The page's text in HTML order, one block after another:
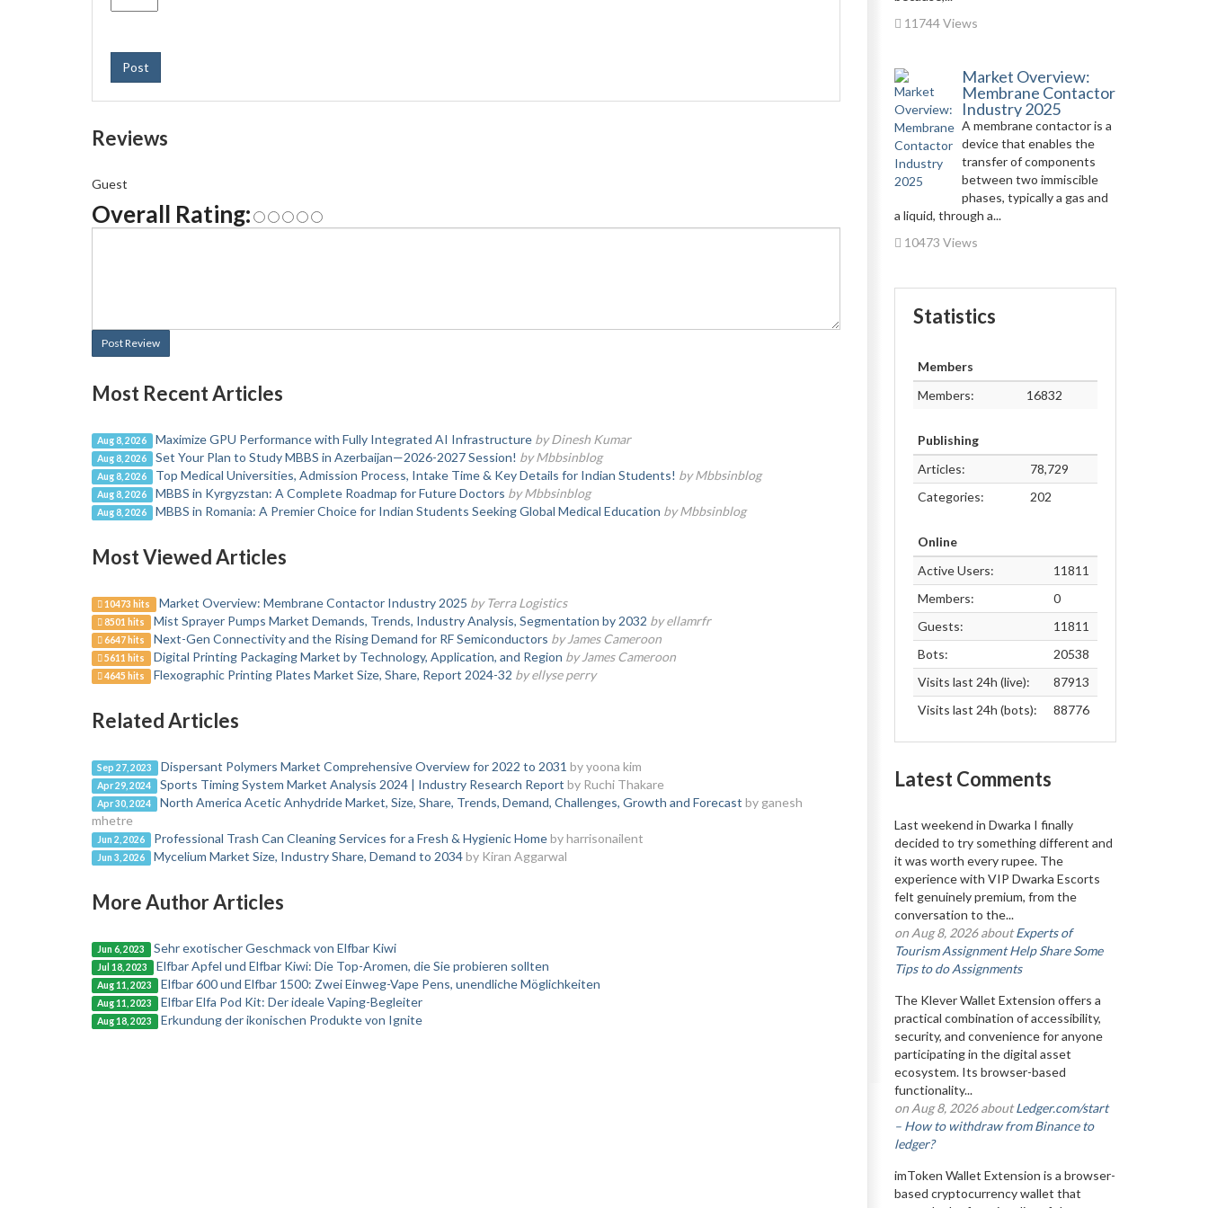
Post
Reviews
Guest
Overall Rating:
Post Review
Most Recent Articles
Aug 8, 2026 Maximize GPU Performance with Fully Integrated AI Infrastructure by Dinesh Kumar
Aug 8, 2026 Set Your Plan to Study MBBS in Azerbaijan—2026-2027 Session! by Mbbsinblog
Aug 8, 2026 Top Medical Universities, Admission Process, Intake Time & Key Details for Indian Students! by Mbbsinblog
Aug 8, 2026 MBBS in Kyrgyzstan: A Complete Roadmap for Future Doctors by Mbbsinblog
Aug 8, 2026 MBBS in Romania: A Premier Choice for Indian Students Seeking Global Medical Education by Mbbsinblog
Most Viewed Articles
10473 hits Market Overview: Membrane Contactor Industry 2025 by Terra Logistics
8501 hits Mist Sprayer Pumps Market Demands, Trends, Industry Analysis, Segmentation by 2032 by ellamrfr
6647 hits Next-Gen Connectivity and the Rising Demand for RF Semiconductors by James Cameroon
5611 hits Digital Printing Packaging Market by Technology, Application, and Region by James Cameroon
4645 hits Flexographic Printing Plates Market Size, Share, Report 2024-32 by ellyse perry
Related Articles
Sep 27, 2023 Dispersant Polymers Market Comprehensive Overview for 2022 to 2031 by yoona kim
Apr 29, 2024 Sports Timing System Market Analysis 2024 | Industry Research Report by Ruchi Thakare
Apr 30, 2024 North America Acetic Anhydride Market, Size, Share, Trends, Demand, Challenges, Growth and Forecast by ganesh
mhetre
Jun 2, 2026 Professional Trash Can Cleaning Services for a Fresh & Hygienic Home by harrisonailent
Jun 3, 2026 Mycelium Market Size, Industry Share, Demand to 2034 by Kiran Aggarwal
More Author Articles
Jun 6, 2023 Sehr exotischer Geschmack von Elfbar Kiwi
Jul 18, 2023 Elfbar Apfel und Elfbar Kiwi: Die Top-Aromen, die Sie probieren sollten
Aug 11, 2023 Elfbar 600 und Elfbar 1500: Zwei Einweg-Vape Pens, unendliche Möglichkeiten
Aug 11, 2023 Elfbar Elfa Pod Kit: Der ideale Vaping-Begleiter
Aug 18, 2023 Erkundung der ikonischen Produkte von Ignite
11744 Views
Market Overview:
Membrane Contactor
Industry 2025
A membrane contactor is a
device that enables the
transfer of components
between two immiscible
phases, typically a gas and
a liquid, through a...
10473 Views
Statistics
Members
Members:
16832
Publishing
Articles:
78,729
Categories:
202
Online
Active Users:
11811
Members:
0
Guests:
11811
Bots:
20538
Visits last 24h (live):
87913
Visits last 24h (bots):
88776
Latest Comments
Last weekend in Dwarka I finally
decided to try something different and
it was worth every rupee. The
experience with VIP Dwarka Escorts
felt genuinely premium, from the
conversation to the...
on Aug 8, 2026 aboutExperts of
Tourism Assignment Help Share Some
Tips to do Assignments
The Klever Wallet Extension offers a
practical combination of accessibility,
security, and convenience for anyone
participating in the digital asset
ecosystem. Its browser-based
functionality...
on Aug 8, 2026 aboutLedger.com/start
– How to withdraw from Binance to
ledger?
imToken Wallet Extension is a browser-
based cryptocurrency wallet that